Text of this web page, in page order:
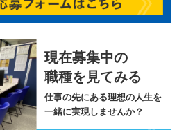
現在募集中の
職種を見てみる
仕事の先にある理想の人生を
一緒に実現しませんか？